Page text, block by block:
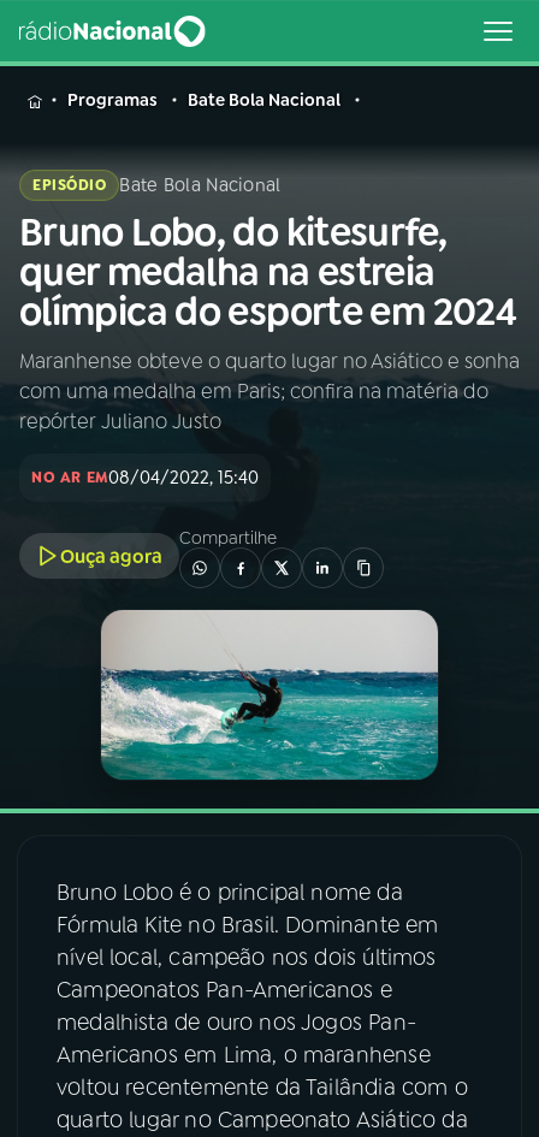
MENU
Buscar
na
Rádio
Nacional
Buscar
AO VIVO
PROGRAMAS
PODCASTS
07 ÚLTIMAS
08FESTIVAL DE MÚSICA
ACOMPANHE A RÁDIO NACIONAL
YouTube Facebook
Programas Bate Bola Nacional
EPISÓDIO Bate Bola Nacional
Bruno Lobo, do kitesurfe,
quer medalha na estreia
olímpica do esporte em 2024
Maranhense obteve o quarto lugar no Asiático e sonha
com uma medalha em Paris; confira na matéria do
repórter Juliano Justo
NO AR EM08/04/2022, 15:40
Ouça agora
Compartilhe
Bruno Lobo é o principal nome da
Fórmula Kite no Brasil. Dominante em
nível local, campeão nos dois últimos
Campeonatos Pan-Americanos e
medalhista de ouro nos Jogos Pan-
Americanos em Lima, o maranhense
voltou recentemente da Tailândia com o
quarto lugar no Campeonato Asiático da